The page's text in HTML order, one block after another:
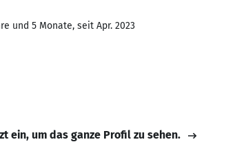
und 5 Monate, seit Apr. 2023
ein, um das ganze Profil zu sehen.